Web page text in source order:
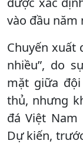
vào đầu năm
Chuyến xuất
nhiều”, do
mặt giữa
thủ, nhưng
đá Việt
Dự kiến,